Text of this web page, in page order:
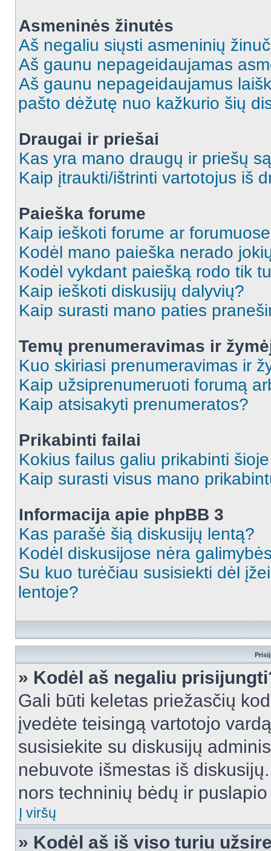
Asmeninės žinutės
Aš negaliu siųsti asmeninių
Aš gaunu nepageidaujamas
Aš gaunu nepageidaujamus
pašto dėžutę nuo kažkurio šių
Draugai ir priešai
Kas yra mano draugų ir priešų
Kaip įtraukti/ištrinti vartotojus iš
Paieška forume
Kaip ieškoti forume ar
Kodėl mano paieška nerado
Kodėl vykdant paiešką rodo tik
Kaip ieškoti diskusijų dalyvių?
Kaip surasti mano paties
Temų prenumeravimas ir
Kuo skiriasi prenumeravimas ir
Kaip užsiprenumeruoti forumą
Kaip atsisakyti prenumeratos?
Prikabinti failai
Kokius failus galiu prikabinti
Kaip surasti visus mano
Informacija apie phpBB 3
Kas parašė šią diskusijų lentą?
Kodėl diskusijose nėra
Su kuo turėčiau susisiekti dėl
lentoje?
» Kodėl aš negaliu
Gali būti keletas priežasčių
įvedėte teisingą vartotojo
susisiekite su diskusijų
nebuvote išmestas iš
nors techninių bėdų ir
Į viršų
» Kodėl aš iš viso turiu